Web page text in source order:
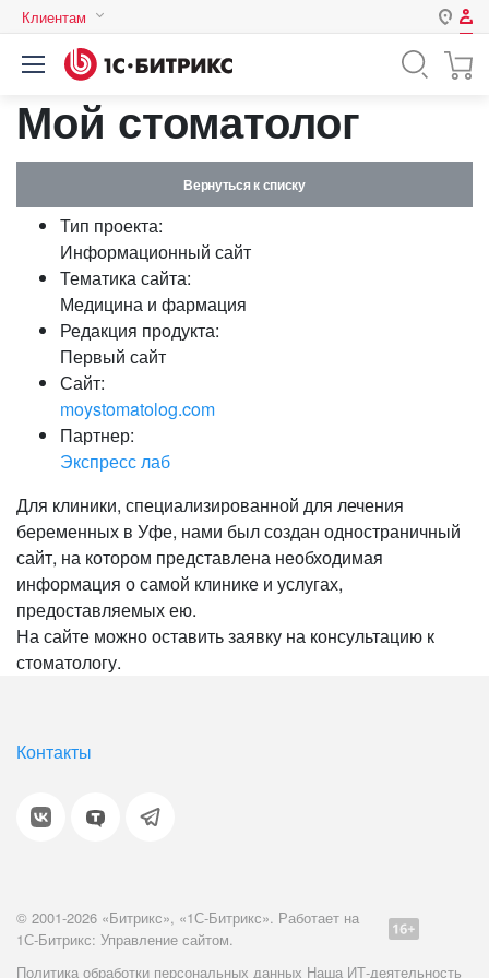
Клиентам
Казахстан
Авторизация
Логин
Пароль
Запомнить меня на этом
Мой стоматолог
Вернуться к списку
Тип проекта:
Информационный сайт
Тематика сайта:
Медицина и фармация
Редакция продукта:
Первый сайт
Сайт:
moystomatolog.com
Партнер:
Экспресс лаб
Для клиники, специализированной для лечения
беременных в Уфе, нами был создан одностраничный
сайт, на котором представлена необходимая
информация о самой клинике и услугах,
предоставляемых ею.
На сайте можно оставить заявку на консультацию к
стоматологу.
Контакты
© 2001-2026 «Битрикс», «1С-Битрикс». Работает на
1С-Битрикс: Управление сайтом.
Политика обработки персональных данных Наша ИТ-деятельность